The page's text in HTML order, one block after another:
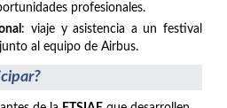
profesionales.
: viaje y asistencia a un festival
al equipo de Airbus.